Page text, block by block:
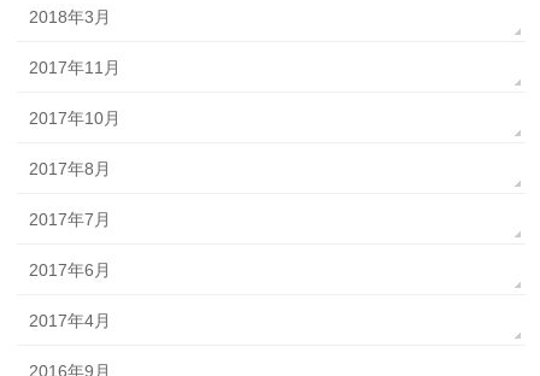
2018年3月
2017年11月
2017年10月
2017年8月
2017年7月
2017年6月
2017年4月
2016年9月